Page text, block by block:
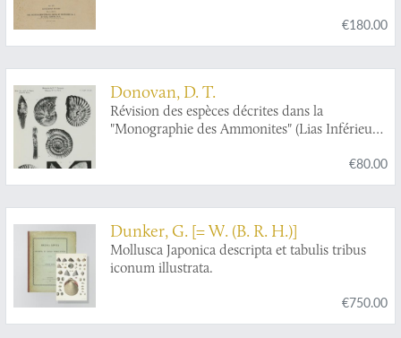
€180.00
Donovan, D. T.
Révision des espèces décrites dans la
"Monographie des Ammonites" (Lias Inférieur)
€80.00
Dunker, G. [= W. (B. R. H.)]
Mollusca Japonica descripta et tabulis tribus
iconum illustrata.
€750.00